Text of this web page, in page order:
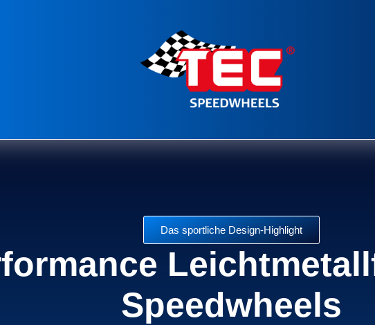
Das sportliche Design-Highlight
Speedwheels